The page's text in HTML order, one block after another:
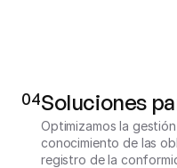
04Soluciones
Optimizamos la
conocimiento de las
registro de la